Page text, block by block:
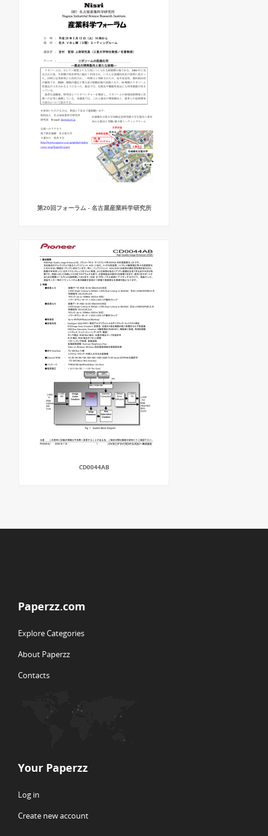
第20回フォーラム - 名古屋産業科学研究所
CD0044AB
Paperzz.com
Explore Categories
About Paperzz
Contacts
Your Paperzz
Log in
Create new account